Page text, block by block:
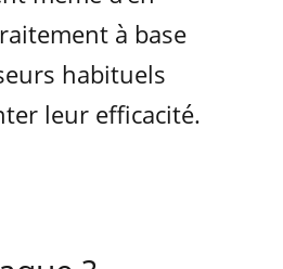
à base
habituels
leur efficacité.